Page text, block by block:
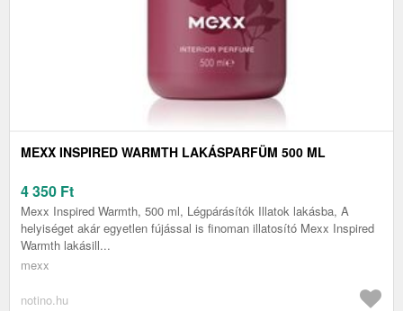
MEXX INSPIRED WARMTH LAKÁSPARFÜM 500 ML
4 350 Ft
Mexx Inspired Warmth, 500 ml, Légpárásítók Illatok lakásba, A
helyiséget akár egyetlen fújással is finoman illatosító Mexx Inspired
Warmth lakásill...
mexx
notino.hu